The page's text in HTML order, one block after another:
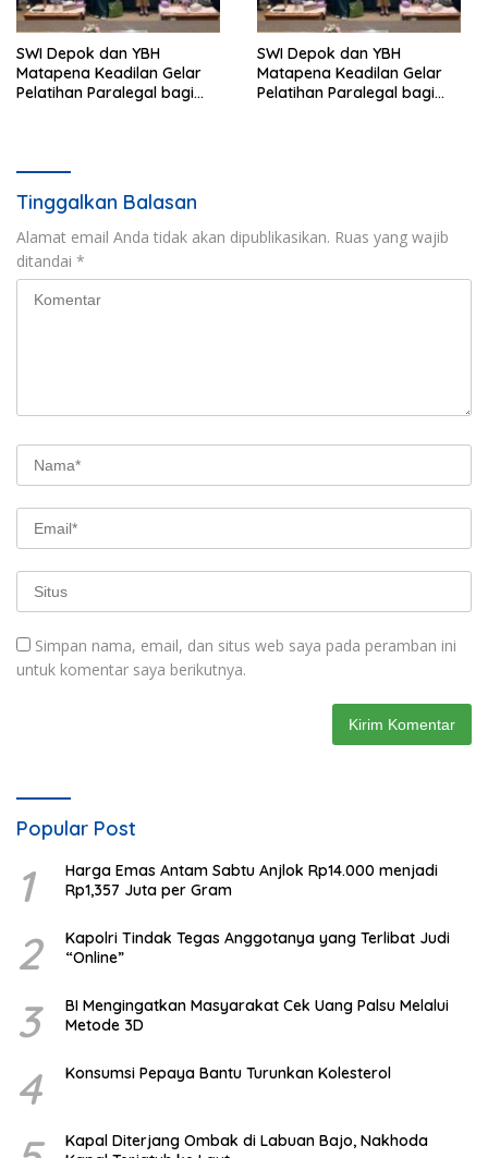
SWI Depok dan YBH
Matapena Keadilan Gelar
Pelatihan Paralegal bagi
SWI Depok dan YBH
Matapena Keadilan Gelar
Pelatihan Paralegal bagi
Tinggalkan Balasan
Alamat email Anda tidak akan dipublikasikan. Ruas yang wajib
ditandai *
Simpan nama, email, dan situs web saya pada peramban ini
untuk komentar saya berikutnya.
Popular Post
1
Harga Emas Antam Sabtu Anjlok Rp14.000 menjadi
Rp1,357 Juta per Gram
2
Kapolri Tindak Tegas Anggotanya yang Terlibat Judi
“Online”
3
BI Mengingatkan Masyarakat Cek Uang Palsu Melalui
Metode 3D
4 Konsumsi Pepaya Bantu Turunkan Kolesterol
Kapal Diterjang Ombak di Labuan Bajo, Nakhoda